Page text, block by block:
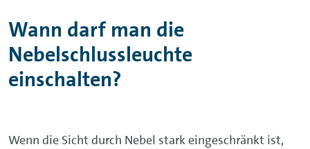
Wann darf man die
Nebelschlussleuchte
einschalten?
Wenn die Sicht durch Nebel stark eingeschränkt ist,